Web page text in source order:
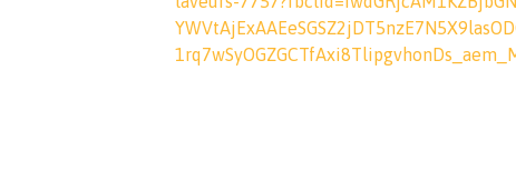
YWVtAjExAAEeSGSZ2jDT5nzE7N5X9l
1rq7wSyOGZGCTfAxi8TlipgvhonDs_